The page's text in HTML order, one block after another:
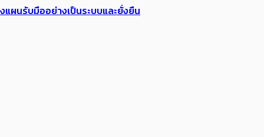
ผนรับมืออย่างเป็นระบบและยั่งยืน